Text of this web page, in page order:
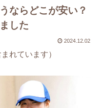
ならどこが安い？
した
2024.12.02
れています）